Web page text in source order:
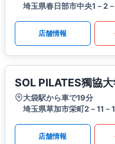
埼玉県春日部市中央1－2
店舗情報
SOL PILATES獨協
大袋駅から車で19分
埼玉県草加市栄町2－11
店舗情報